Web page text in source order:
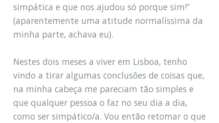
simpática e que nos ajudou só porque sim!”
(aparentemente uma atitude normalíssima da
minha parte, achava eu).
Nestes dois meses a viver em Lisboa, tenho
vindo a tirar algumas conclusões de coisas que,
na minha cabeça me pareciam tão simples e
que qualquer pessoa o faz no seu dia a dia,
como ser simpático/a. Vou então retomar o que